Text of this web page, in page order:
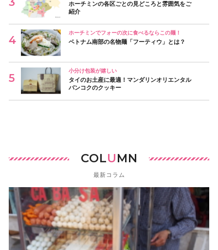
ホーチミンの各区ごとの見どころと雰囲気をご
紹介
ホーチミンでフォーの次に食べるならこの麺！
ベトナム南部の名物麺「フーティウ」とは？
小分け包装が嬉しい
タイのお土産に最適！マンダリンオリエンタル
バンコクのクッキー
COLUMN
最新コラム